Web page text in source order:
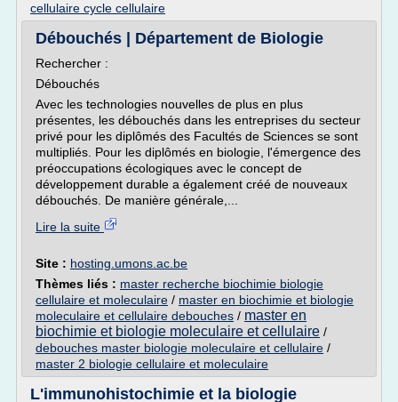
cellulaire cycle cellulaire
Débouchés | Département de Biologie
Rechercher :
Débouchés
Avec les technologies nouvelles de plus en plus
présentes, les débouchés dans les entreprises du secteur
privé pour les diplômés des Facultés de Sciences se sont
multipliés. Pour les diplômés en biologie, l'émergence des
préoccupations écologiques avec le concept de
développement durable a également créé de nouveaux
débouchés. De manière générale,...
Lire la suite
Site : hosting.umons.ac.be
Thèmes liés : master recherche biochimie biologie
cellulaire et moleculaire / master en biochimie et biologie
moleculaire et cellulaire debouches / master en
biochimie et biologie moleculaire et cellulaire /
debouches master biologie moleculaire et cellulaire /
master 2 biologie cellulaire et moleculaire
L'immunohistochimie et la biologie